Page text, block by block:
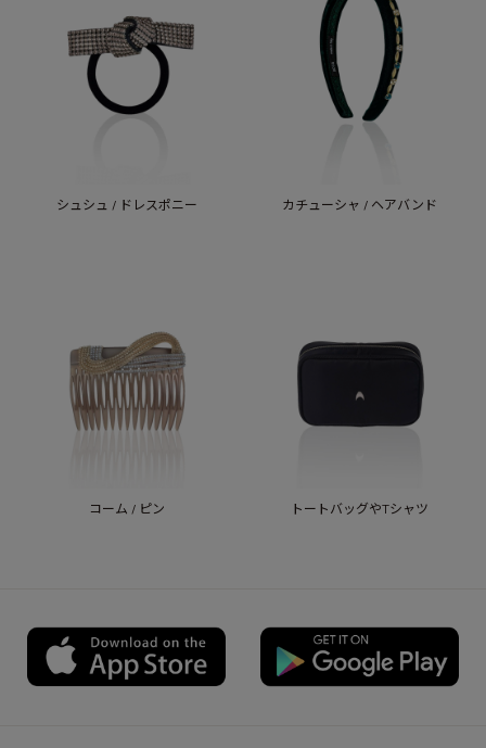
シュシュ / ドレスポニー カチューシャ / ヘアバンド
コーム / ピン トートバッグやTシャツ